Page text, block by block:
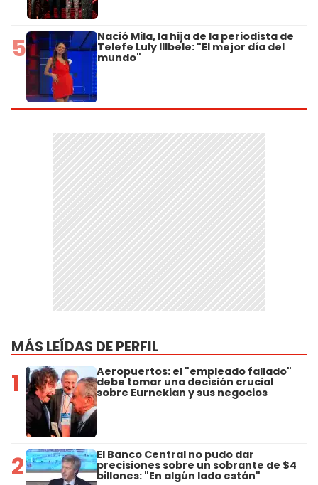
5 Nació Mila, la hija de la periodista de
Telefe Luly Illbele: "El mejor día del
mundo"
MÁS LEÍDAS DE PERFIL
1 Aeropuertos: el "empleado fallado"
debe tomar una decisión crucial
sobre Eurnekian y sus negocios
2 El Banco Central no pudo dar
precisiones sobre un sobrante de $4
billones: "En algún lado están"